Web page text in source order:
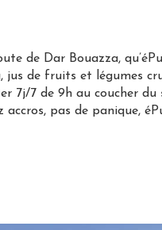
de Dar Bouazza,
de fruits et légumes
7j/7 de 9h au coucher
pas de panique,